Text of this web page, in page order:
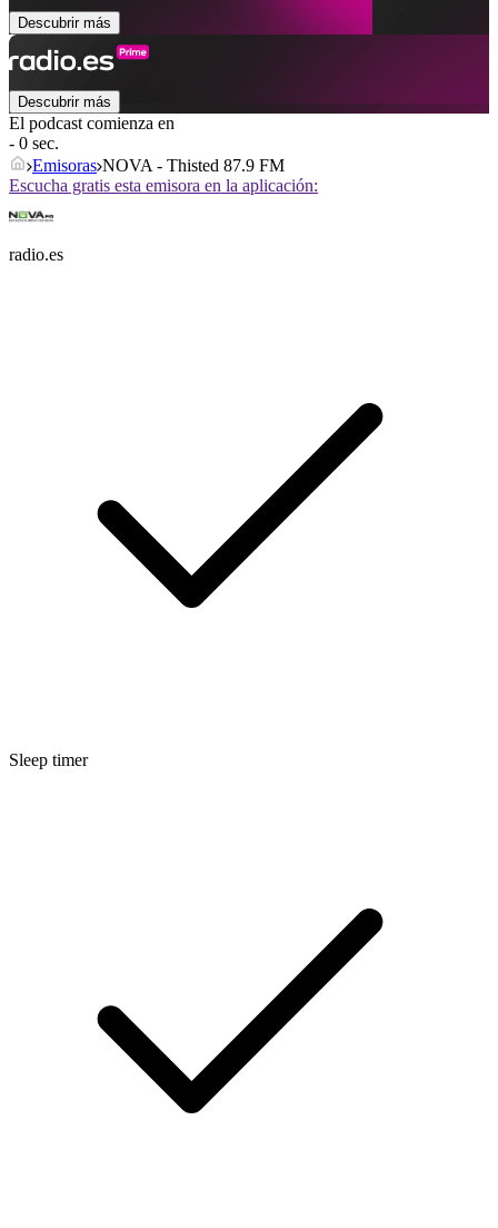
Descubrir más
Descubrir más
El podcast comienza en
- 0 sec.
Emisoras NOVA - Thisted 87.9 FM
Escucha gratis esta emisora en la aplicación:
radio.es
Sleep timer